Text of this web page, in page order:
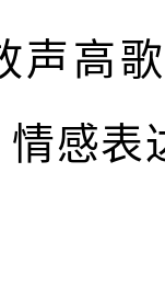
声高
感表